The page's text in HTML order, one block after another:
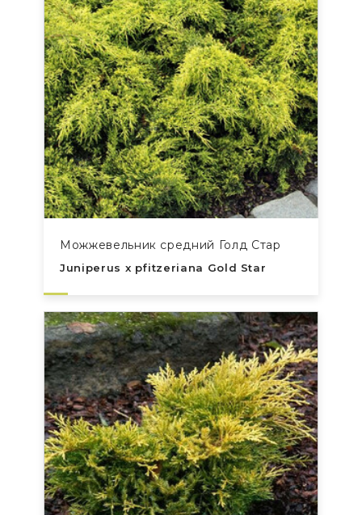
Можжевельник средний Голд Стар
Juniperus x pfitzeriana Gold Star